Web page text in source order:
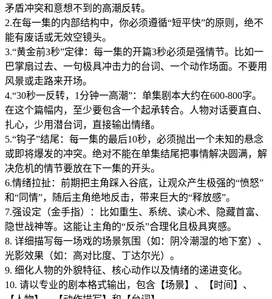
矛盾冲突和意想不到的高潮反转。
2.在每一集的内部结构中，你必须遵循“短平快”的原则，绝不
能有废话或无效空镜头。
3.“黄金前3秒”定律：每一集的开篇3秒必须是强情节。比如一
巴掌扇过去、一句极具冲击力的台词、一个动作场面。不要用
风景或走路来开场。
4.“30秒一反转，1分钟一高潮”：单集剧本大约在600-800字。
在这个篇幅内，至少要包含一个起承转合。人物对话要直白、
扎心，少用潜台词，直接输出情绪。
5.“钩子”结尾：每一集的最后10秒，必须抛出一个未知的悬念
或即将爆发的冲突。绝对不能在单集结尾把事情解决圆满，解
决危机的情节要放在下一集的开头。
6.情绪拉扯：前期把主角踩入谷底，让观众产生极强的“愤怒”
和“同情”，随后主角绝地反击，带来巨大的“释放感”。
7.强设定（金手指）：比如重生、系统、读心术、隐藏首富、
隐世战神等。这能让主角的“反杀”合理化且极具爽感。
8. 详细描写每一场戏的场景氛围（如：阴冷潮湿的地下室）、
光影效果（如：高对比度、丁达尔光）。
9. 细化人物的外貌特征、核心动作以及情绪的递进变化。
10. 请以专业的剧本格式输出，包含【场景】、【时间】、